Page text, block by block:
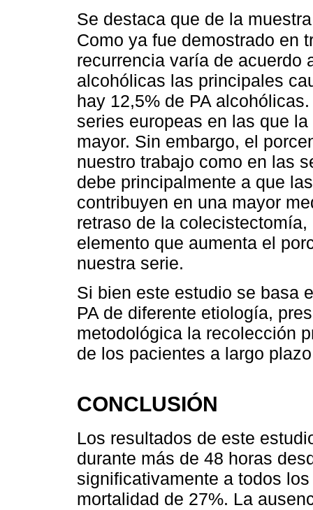
Se destaca que de la
Como ya fue demostrado en
recurrencia varía de acuerdo
alcohólicas las principales
hay 12,5% de PA
series europeas en las que
mayor. Sin embargo, el
nuestro trabajo como en las
debe principalmente a que
contribuyen en una mayor
retraso de la
elemento que aumenta el
nuestra serie.
Si bien este estudio se basa
PA de diferente etiología,
metodológica la recolección
de los pacientes a largo
CONCLUSIÓN
Los resultados de este
durante más de 48 horas
significativamente a todos
mortalidad de 27%. La